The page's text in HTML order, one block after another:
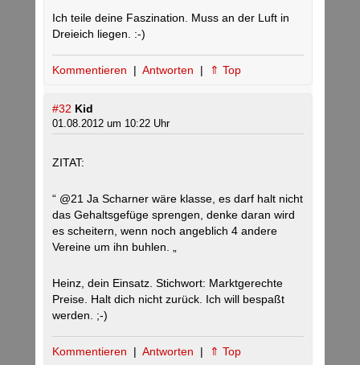
Ich teile deine Faszination. Muss an der Luft in
Dreieich liegen. :-)
Kommentieren | Antworten | ⇑ Top
#32 Kid
01.08.2012 um 10:22 Uhr
ZITAT:
“ @21 Ja Scharner wäre klasse, es darf halt nicht
das Gehaltsgefüge sprengen, denke daran wird
es scheitern, wenn noch angeblich 4 andere
Vereine um ihn buhlen. „
Heinz, dein Einsatz. Stichwort: Marktgerechte
Preise. Halt dich nicht zurück. Ich will bespaßt
werden. ;-)
Kommentieren | Antworten | ⇑ Top